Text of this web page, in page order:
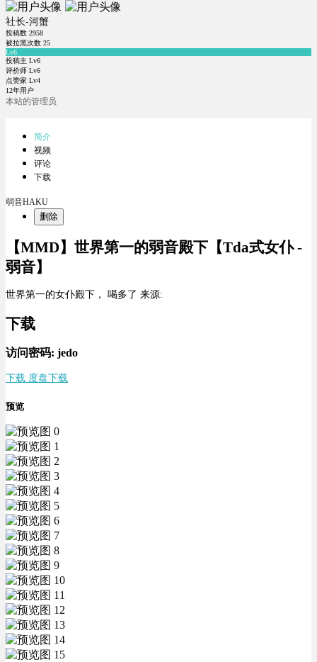
社长-河蟹
投稿数 2958
被拉黑次数 25
Lv6
投稿主 Lv6
评价师 Lv6
点赞家 Lv4
12年用户
本站的管理员
简介
视频
评论
下载
弱音HAKU
删除
【MMD】世界第一的弱音殿下【Tda式女仆 -
弱音】
世界第一的女仆殿下， 喝多了 来源:
下载
访问密码: jedo
下载 度盘下载
预览